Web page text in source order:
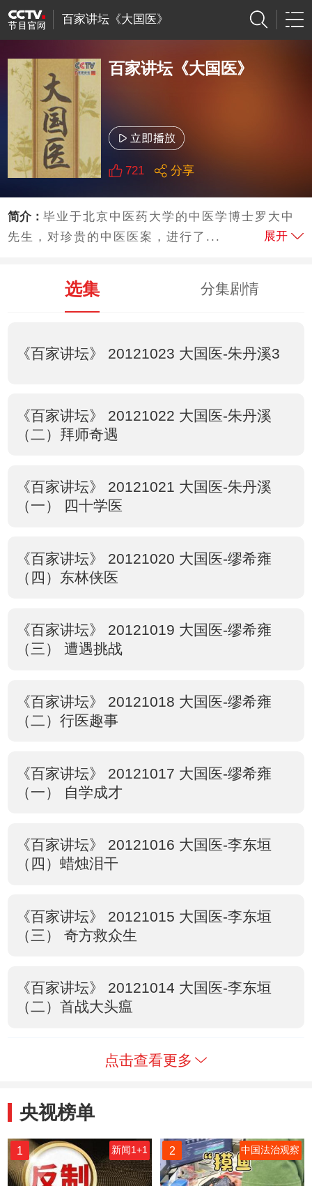
百家讲坛《大国医》
百家讲坛《大国医》
721 分享
简介：毕业于北京中医药大学的中医学博士罗大中
先生，对珍贵的中医医案，进行了...
展开
选集 分集剧情
《百家讲坛》 20121023 大国医-朱丹溪3
《百家讲坛》 20121022 大国医-朱丹溪
（二）拜师奇遇
《百家讲坛》 20121021 大国医-朱丹溪
（一） 四十学医
《百家讲坛》 20121020 大国医-缪希雍
（四）东林侠医
《百家讲坛》 20121019 大国医-缪希雍
（三） 遭遇挑战
《百家讲坛》 20121018 大国医-缪希雍
（二）行医趣事
《百家讲坛》 20121017 大国医-缪希雍
（一） 自学成才
《百家讲坛》 20121016 大国医-李东垣
（四）蜡烛泪干
《百家讲坛》 20121015 大国医-李东垣
（三） 奇方救众生
《百家讲坛》 20121014 大国医-李东垣
（二）首战大头瘟
点击查看更多
央视榜单
1 新闻1+1 2 中国法治观察